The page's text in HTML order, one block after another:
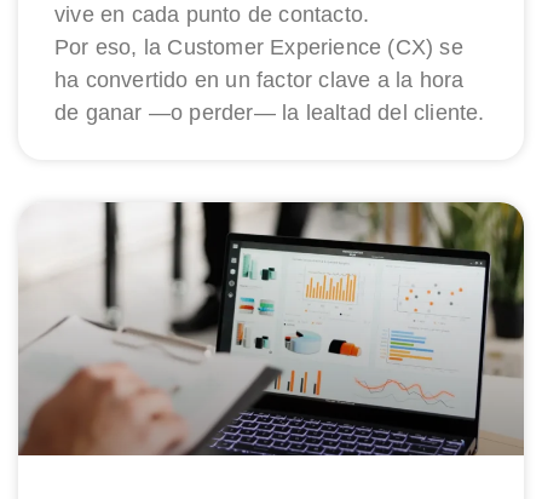
vive en cada punto de contacto.
Por eso, la Customer Experience (CX) se
ha convertido en un factor clave a la hora
de ganar —o perder— la lealtad del cliente.